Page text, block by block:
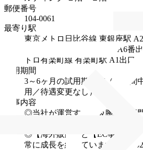
郵便番号
104-0061
最寄り駅
東京メトロ日比谷線 東銀座駅
京メトロ丸ノ内線 銀座駅 A6番
トロ有楽町線 有楽町駅 A1出口よ
試用期間
3～6ヶ月の試用期間有（※期間
用／待遇変更なし）
仕事内容
◎当社が運営する高級腕時計専
にて、店長候補として店舗運営
◎【海外販路】と【EC事業】で
常に成長を続けています。